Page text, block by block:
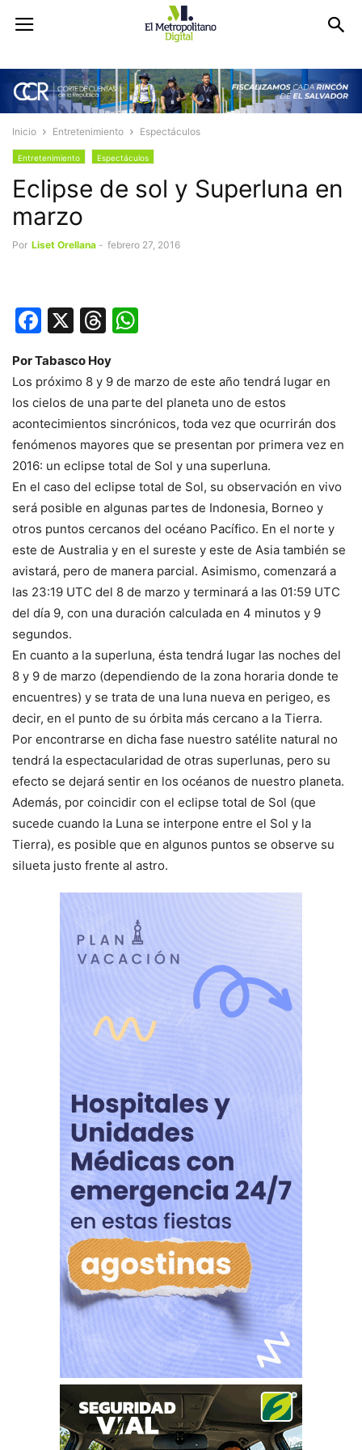
Inicio Entretenimiento Espectáculos
Entretenimiento Espectáculos
Eclipse de sol y Superluna en
marzo
Por Liset Orellana - febrero 27, 2016
Facebook
X Threads
Por Tabasco Hoy
Los próximo 8 y 9 de marzo de este año tendrá lugar en
los cielos de una parte del planeta uno de estos
acontecimientos sincrónicos, toda vez que ocurrirán dos
fenómenos mayores que se presentan por primera vez en
2016: un eclipse total de Sol y una superluna.
En el caso del eclipse total de Sol, su observación en vivo
será posible en algunas partes de Indonesia, Borneo y
otros puntos cercanos del océano Pacífico. En el norte y
este de Australia y en el sureste y este de Asia también se
avistará, pero de manera parcial. Asimismo, comenzará a
las 23:19 UTC del 8 de marzo y terminará a las 01:59 UTC
del día 9, con una duración calculada en 4 minutos y 9
segundos.
En cuanto a la superluna, ésta tendrá lugar las noches del
8 y 9 de marzo (dependiendo de la zona horaria donde te
encuentres) y se trata de una luna nueva en perigeo, es
decir, en el punto de su órbita más cercano a la Tierra.
Por encontrarse en dicha fase nuestro satélite natural no
tendrá la espectacularidad de otras superlunas, pero su
efecto se dejará sentir en los océanos de nuestro planeta.
Además, por coincidir con el eclipse total de Sol (que
sucede cuando la Luna se interpone entre el Sol y la
Tierra), es posible que en algunos puntos se observe su
silueta justo frente al astro.